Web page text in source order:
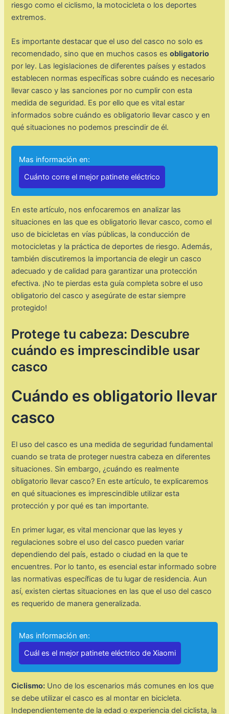
riesgo como el ciclismo, la motocicleta o los deportes
extremos.
Es importante destacar que el uso del casco no solo es
recomendado, sino que en muchos casos esobligatorio
por ley. Las legislaciones de diferentes países y estados
establecen normas específicas sobre cuándo es necesario
llevar casco y las sanciones por no cumplir con esta
medida de seguridad. Es por ello que es vital estar
informados sobre cuándo es obligatorio llevar casco y en
qué situaciones no podemos prescindir de él.
Mas información en:
Cuánto corre el mejor patinete eléctrico
En este artículo, nos enfocaremos en analizar las
situaciones en las que es obligatorio llevar casco, como el
uso de bicicletas en vías públicas, la conducción de
motocicletas y la práctica de deportes de riesgo. Además,
también discutiremos la importancia de elegir un casco
adecuado y de calidad para garantizar una protección
efectiva. ¡No te pierdas esta guía completa sobre el uso
obligatorio del casco y asegúrate de estar siempre
protegido!
Protege tu cabeza: Descubre
cuándo es imprescindible usar
casco
Cuándo es obligatorio llevar
casco
El uso del casco es una medida de seguridad fundamental
cuando se trata de proteger nuestra cabeza en diferentes
situaciones. Sin embargo, ¿cuándo es realmente
obligatorio llevar casco? En este artículo, te explicaremos
en qué situaciones es imprescindible utilizar esta
protección y por qué es tan importante.
En primer lugar, es vital mencionar que las leyes y
regulaciones sobre el uso del casco pueden variar
dependiendo del país, estado o ciudad en la que te
encuentres. Por lo tanto, es esencial estar informado sobre
las normativas específicas de tu lugar de residencia. Aun
así, existen ciertas situaciones en las que el uso del casco
es requerido de manera generalizada.
Mas información en:
Cuál es el mejor patinete eléctrico de Xiaomi
Ciclismo: Uno de los escenarios más comunes en los que
se debe utilizar el casco es al montar en bicicleta.
Independientemente de la edad o experiencia del ciclista, la